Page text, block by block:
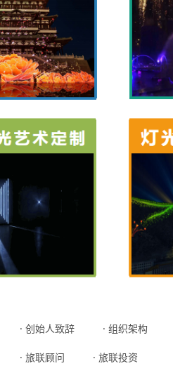
· 创始人致辞 · 组织架构
· 旅联顾问 · 旅联投资